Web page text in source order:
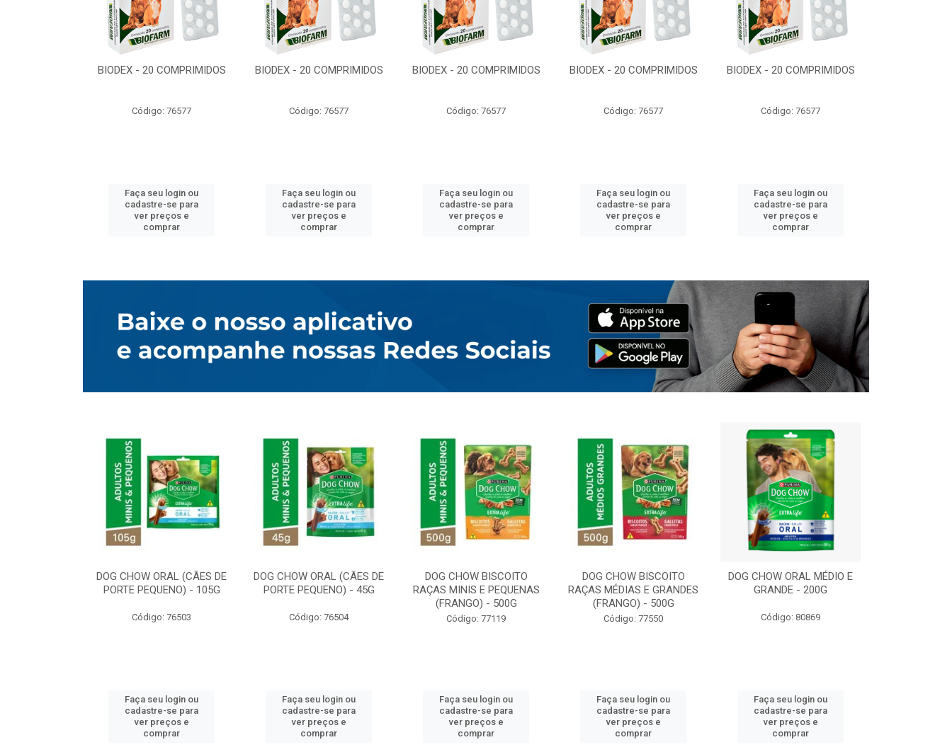
BIODEX - 20 COMPRIMIDOS
Código: 76577
Faça seu login ou
cadastre-se para
ver preços e
comprar
BIODEX - 20 COMPRIMIDOS
Código: 76577
Faça seu login ou
cadastre-se para
ver preços e
comprar
BIODEX - 20 COMPRIMIDOS
Código: 76577
Faça seu login ou
cadastre-se para
ver preços e
comprar
BIODEX - 20 COMPRIMIDOS
Código: 76577
Faça seu login ou
cadastre-se para
ver preços e
comprar
BIODEX - 20 COMPRIMIDOS
Código: 76577
Faça seu login ou
cadastre-se para
ver preços e
comprar
DOG CHOW ORAL (CÃES DE
PORTE PEQUENO) - 105G
Código: 76503
Faça seu login ou
cadastre-se para
ver preços e
comprar
DOG CHOW ORAL (CÃES DE
PORTE PEQUENO) - 45G
Código: 76504
Faça seu login ou
cadastre-se para
ver preços e
comprar
DOG CHOW BISCOITO
RAÇAS MINIS E PEQUENAS
(FRANGO) - 500G
Código: 77119
Faça seu login ou
cadastre-se para
ver preços e
comprar
DOG CHOW BISCOITO
RAÇAS MÉDIAS E GRANDES
(FRANGO) - 500G
Código: 77550
Faça seu login ou
cadastre-se para
ver preços e
comprar
DOG CHOW ORAL MÉDIO E
GRANDE - 200G
Código: 80869
Faça seu login ou
cadastre-se para
ver preços e
comprar